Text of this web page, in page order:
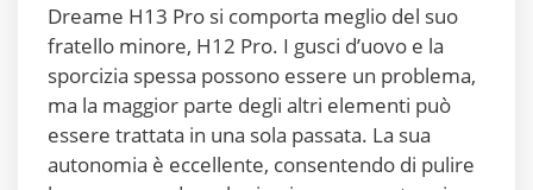
Dreame H13 Pro si comporta meglio del suo
fratello minore, H12 Pro. I gusci d’uovo e la
sporcizia spessa possono essere un problema,
ma la maggior parte degli altri elementi può
essere trattata in una sola passata. La sua
autonomia è eccellente, consentendo di pulire